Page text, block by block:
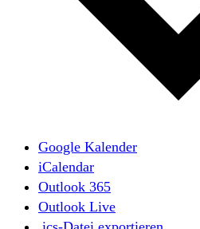
Google Kalender
iCalendar
Outlook 365
Outlook Live